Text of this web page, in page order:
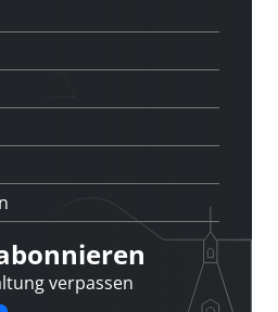
verpassen